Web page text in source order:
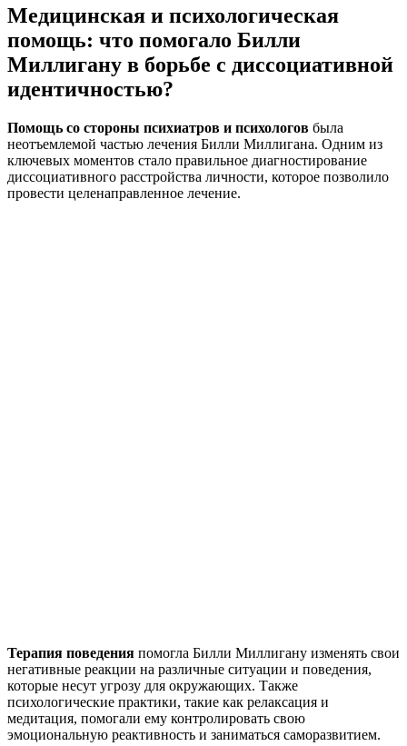
Медицинская и психологическая
помощь: что помогало Билли
Миллигану в борьбе с диссоциативной
идентичностью?
Помощь со стороны психиатров и психологов была
неотъемлемой частью лечения Билли Миллигана. Одним из
ключевых моментов стало правильное диагностирование
диссоциативного расстройства личности, которое позволило
провести целенаправленное лечение.
Терапия поведения помогла Билли Миллигану изменять свои
негативные реакции на различные ситуации и поведения,
которые несут угрозу для окружающих. Также
психологические практики, такие как релаксация и
медитация, помогали ему контролировать свою
эмоциональную реактивность и заниматься саморазвитием.